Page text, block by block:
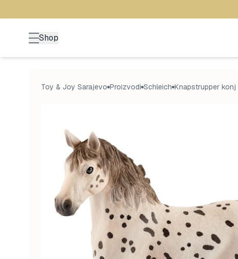
Shop
Toy & Joy Sarajevo Proizvodi Schleich Knapstrupper konj